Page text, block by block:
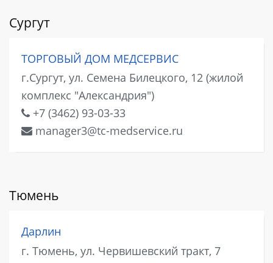
Сургут
ТОРГОВЫЙ ДОМ МЕДСЕРВИС
г.Сургут, ул. Семена Билецкого, 12 (жилой
комплекс "Александрия")
+7 (3462) 93-03-33
manager3@tc-medservice.ru
Тюмень
Дарлин
г. Тюмень, ул. Червишевский тракт, 7